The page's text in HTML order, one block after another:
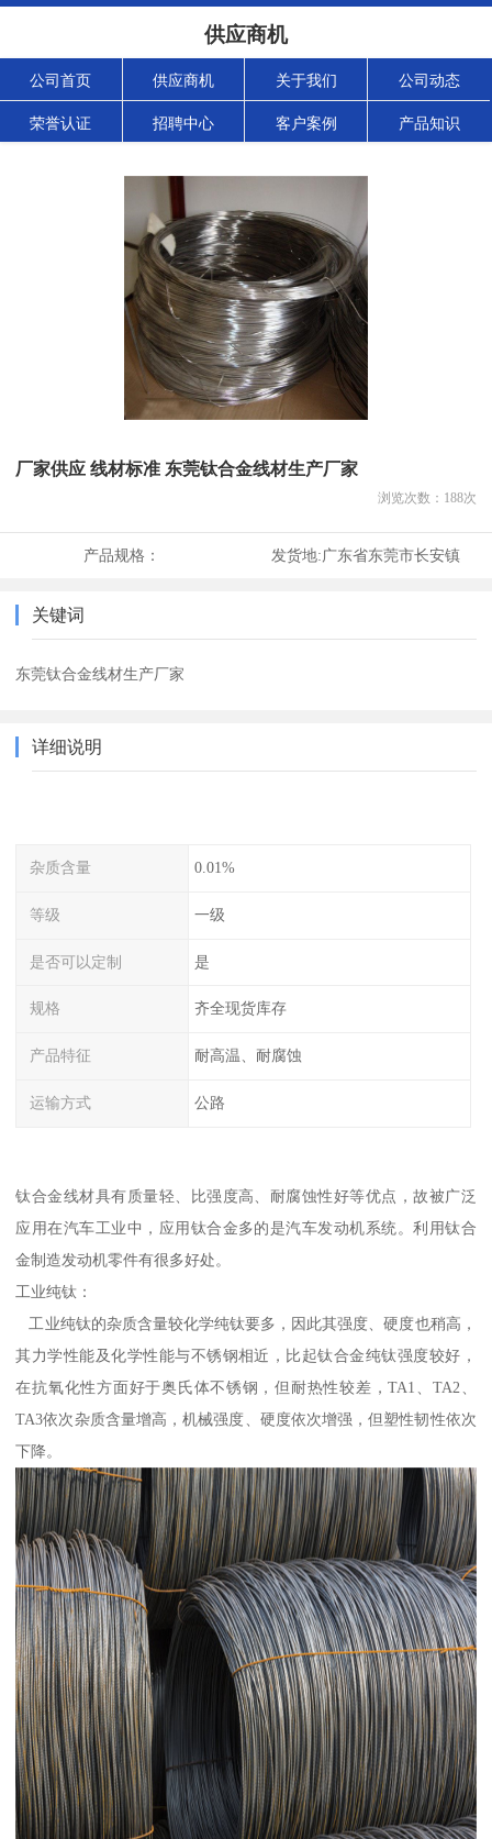
供应商机
公司首页 供应商机 关于我们 公司动态
荣誉认证 招聘中心 客户案例 产品知识
厂家供应 线材标准 东莞钛合金线材生产厂家
浏览次数： 188次
产品规格： 发货地:广东省东莞市长安镇
关键词
东莞钛合金线材生产厂家
详细说明
杂质含量 0.01%
等级 一级
是否可以定制 是
规格 齐全现货库存
产品特征 耐高温、耐腐蚀
运输方式 公路
钛合金线材具有质量轻、比强度高、耐腐蚀性好等优点，故被广泛
应用在汽车工业中，应用钛合金多的是汽车发动机系统。利用钛合
金制造发动机零件有很多好处。
工业纯钛：
工业纯钛的杂质含量较化学纯钛要多，因此其强度、硬度也稍高，
其力学性能及化学性能与不锈钢相近，比起钛合金纯钛强度较好，
在抗氧化性方面好于奥氏体不锈钢，但耐热性较差，TA1、TA2、
TA3依次杂质含量增高，机械强度、硬度依次增强，但塑性韧性依次
下降。